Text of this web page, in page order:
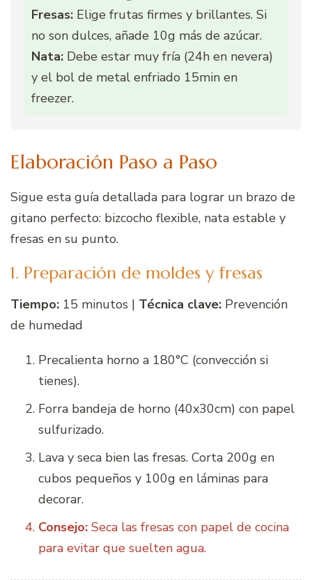
Fresas: Elige frutas firmes y brillantes. Si
no son dulces, añade 10g más de azúcar.
Nata: Debe estar muy fría (24h en nevera)
y el bol de metal enfriado 15min en
freezer.
Elaboración Paso a Paso
Sigue esta guía detallada para lograr un brazo de
gitano perfecto: bizcocho flexible, nata estable y
fresas en su punto.
1. Preparación de moldes y fresas
Tiempo: 15 minutos | Técnica clave: Prevención
de humedad
Precalienta horno a 180°C (convección si
tienes).
Forra bandeja de horno (40x30cm) con papel
sulfurizado.
Lava y seca bien las fresas. Corta 200g en
cubos pequeños y 100g en láminas para
decorar.
Consejo: Seca las fresas con papel de cocina
para evitar que suelten agua.